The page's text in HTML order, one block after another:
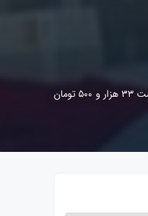
هفته جاری روند افزایشی در قیمت میلگرد و بسیاری از محصولات بازار آهن مشاهده شد؛ نرخ این محصول رشد ۱۰۰ تا ۵۰۰ تومانی را در چندو روز پیاپی تجربه کرد که در انتها به طور میانگین قیمت ۳۳ هزار و ۵۰۰ تومان